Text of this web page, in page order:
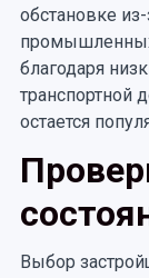
обстановке
благодаря
транспортной
остается
Выбор